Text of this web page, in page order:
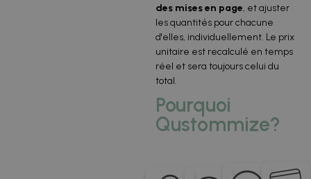
des mises en page, et ajuster
les quantités pour chacune
d'elles, individuellement. Le prix
unitaire est recalculé en temps
réel et sera toujours celui du
total.
Pourquoi
Qustommize?